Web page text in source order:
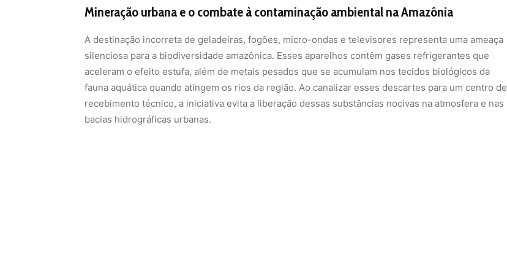
Mineração urbana e o combate à contaminação ambiental na Amazônia
A destinação incorreta de geladeiras, fogões, micro-ondas e televisores representa uma ameaça
silenciosa para a biodiversidade amazônica. Esses aparelhos contêm gases refrigerantes que
aceleram o efeito estufa, além de metais pesados que se acumulam nos tecidos biológicos da
fauna aquática quando atingem os rios da região. Ao canalizar esses descartes para um centro de
recebimento técnico, a iniciativa evita a liberação dessas substâncias nocivas na atmosfera e nas
bacias hidrográficas urbanas.